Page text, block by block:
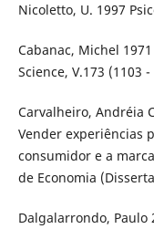
Nicoletto, U. 1997
Cabanac, Michel
Science, V.173 (1103 -
Carvalheiro, Andréia
Vender experiências
consumidor e a
de Economia
Dalgalarrondo, Paulo